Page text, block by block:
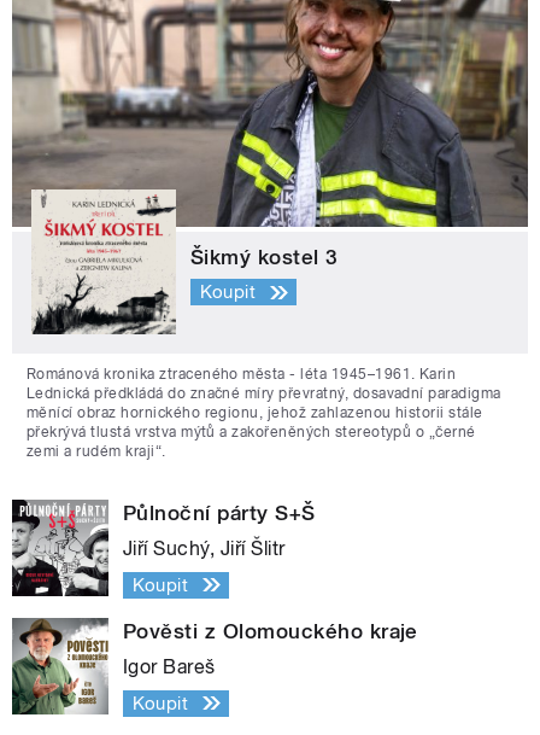
Šikmý kostel 3
Koupit
Románová kronika ztraceného města - léta 1945–1961. Karin
Lednická předkládá do značné míry převratný, dosavadní paradigma
měnící obraz hornického regionu, jehož zahlazenou historii stále
překrývá tlustá vrstva mýtů a zakořeněných stereotypů o „černé
zemi a rudém kraji“.
Půlnoční párty S+Š
Jiří Suchý, Jiří Šlitr
Koupit
Pověsti z Olomouckého kraje
Igor Bareš
Koupit